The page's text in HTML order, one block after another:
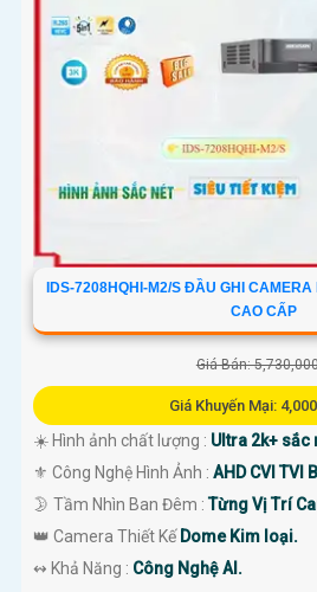
IDS-7208HQHI-M2/S ĐẦU GHI
CAO CẤP
Giá Bán:
Giá Khuyến Mại:
☀️ Hình ảnh chất lượng : Ultra 2k+ sắc
⚜️ Công Nghệ Hình Ảnh : AHD CVI TVI
🌛 Tầm Nhìn Ban Đêm :Từng Vị Trí
👑 Camera Thiết Kế Dome Kim loại.
️↭ Khả Năng : Công Nghệ AI.